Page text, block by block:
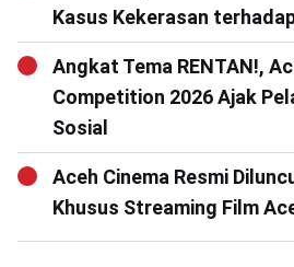
Kasus Kekerasan
Angkat Tema RENTAN!,
Competition 2026 Ajak
Sosial
Aceh Cinema Resmi
Khusus Streaming Film